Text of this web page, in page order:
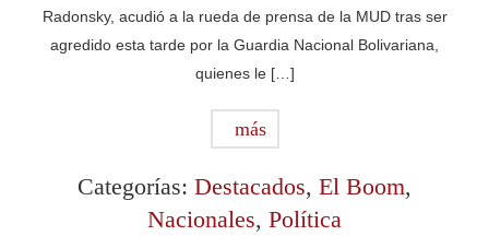
Radonsky, acudió a la rueda de prensa de la MUD tras ser
agredido esta tarde por la Guardia Nacional Bolivariana,
quienes le […]
más
Categorías: Destacados, El Boom,
Nacionales, Política